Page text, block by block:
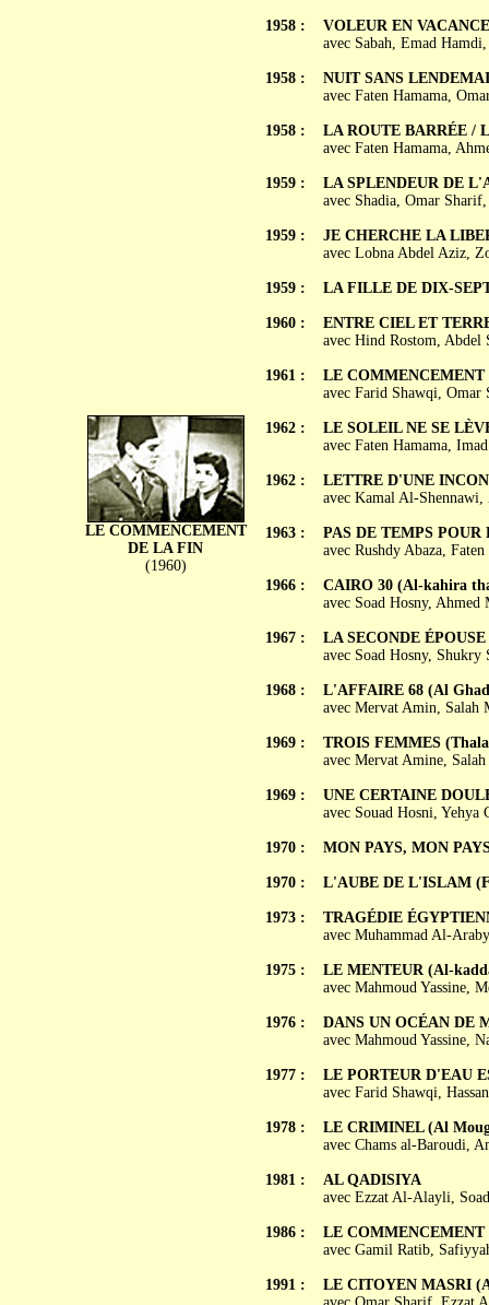
LE COMMENCEMENT
DE LA FIN
(1960)
1958 :
1958 :
1958 :
1959 :
1959 :
1959 :
1960 :
1961 :
1962 :
1962 :
1963 :
1966 :
1967 :
1968 :
1969 :
1969 :
1970 :
1970 :
1973 :
1975 :
1976 :
1977 :
1978 :
1981 :
1986 :
1991 :
VOLEUR EN
avec Sabah, Emad
NUIT SANS
avec Faten Hamama,
LA ROUTE BARRÉE /
avec Faten Hamama,
LA SPLENDEUR DE
avec Shadia, Omar
JE CHERCHE LA
avec Lobna Abdel Aziz,
LA FILLE DE DIX-
ENTRE CIEL ET
avec Hind Rostom, Abdel
LE COMMENCEMENT
avec Farid Shawqi,
LE SOLEIL NE SE
avec Faten Hamama,
LETTRE D'UNE
avec Kamal Al-
PAS DE TEMPS
avec Rushdy Abaza,
CAIRO 30 (Al-kahira
avec Soad Hosny,
LA SECONDE
avec Soad Hosny, Shukry
L'AFFAIRE 68 (Al
avec Mervat Amin, Salah
TROIS FEMMES
avec Mervat Amine,
UNE CERTAINE
avec Souad Hosni, Yehya
MON PAYS, MON
L'AUBE DE L'ISLAM
TRAGÉDIE
avec Muhammad Al-
LE MENTEUR (Al-
avec Mahmoud Yassine,
DANS UN OCÉAN DE
avec Mahmoud Yassine,
LE PORTEUR D'EAU
avec Farid Shawqi,
LE CRIMINEL (Al
avec Chams al-Baroudi,
AL QADISIYA
avec Ezzat Al-Alayli,
LE COMMENCEMENT
avec Gamil Ratib,
LE CITOYEN MASRI